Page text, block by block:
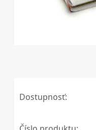
Dostupnosť: